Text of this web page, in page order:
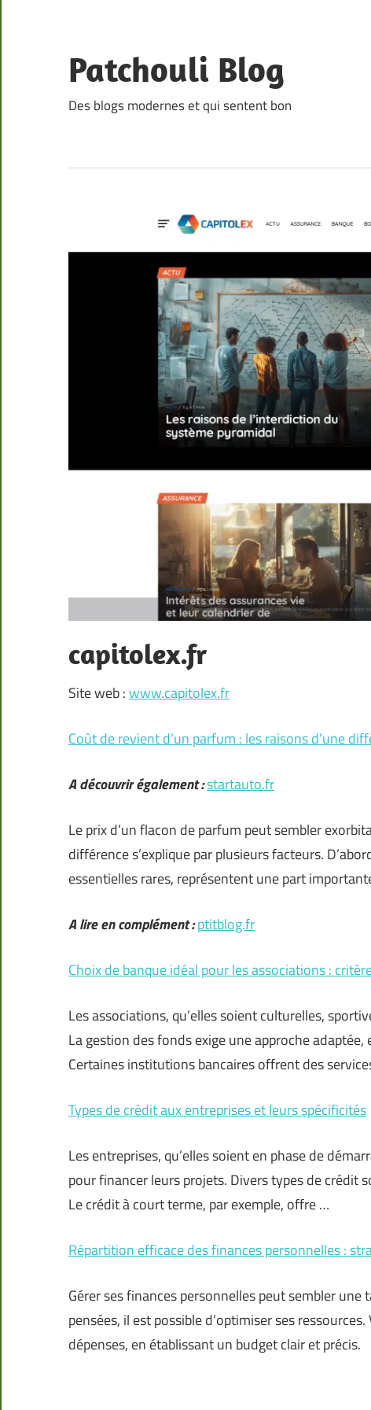
content
Patchouli Blog
Des blogs modernes et qui sentent bon
capitolex.fr
Site web :www.capitolex.fr
Coût de revient d’un parfum : les raisons d’une
A découvrir également :startauto.fr
Le prix d’un flacon de parfum peut sembler
différence s’explique par plusieurs facteurs.
essentielles rares, représentent une part
A lire en complément :ptitblog.fr
Choix de banque idéal pour les associations :
Les associations, qu’elles soient culturelles,
La gestion des fonds exige une approche
Certaines institutions bancaires offrent des
Types de crédit aux entreprises et leurs spécificités
Les entreprises, qu’elles soient en phase de
pour financer leurs projets. Divers types de crédit
Le crédit à court terme, par exemple, offre …
Répartition efficace des finances personnelles :
Gérer ses finances personnelles peut sembler
pensées, il est possible d’optimiser ses
dépenses, en établissant un budget clair et précis.